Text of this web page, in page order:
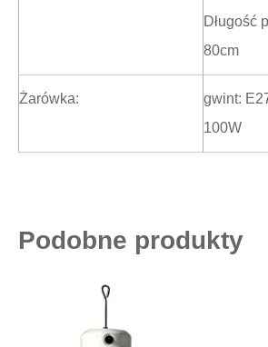
Długość
80cm
Żarówka:
gwint:
100W
Podobne produkty